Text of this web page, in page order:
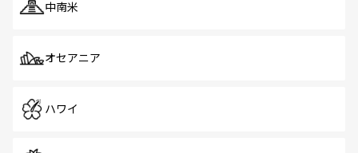
中南米
オセアニア
ハワイ